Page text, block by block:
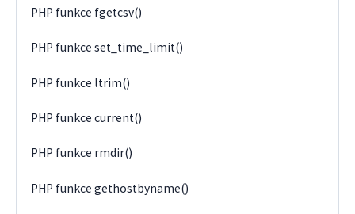
PHP funkce fgetcsv()
PHP funkce set_time_limit()
PHP funkce ltrim()
PHP funkce current()
PHP funkce rmdir()
PHP funkce gethostbyname()